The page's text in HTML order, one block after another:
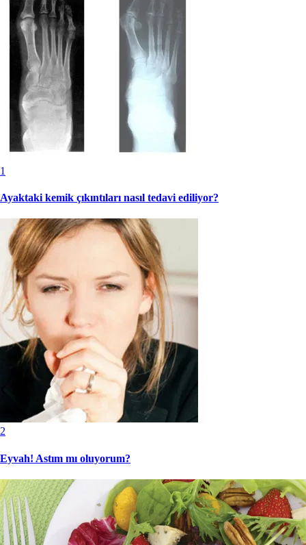
1
Ayaktaki kemik çıkıntıları nasıl tedavi ediliyor?
2
Eyvah! Astım mı oluyorum?